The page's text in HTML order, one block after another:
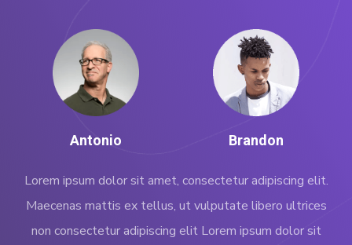
Antonio Brandon
Lorem ipsum dolor sit amet, consectetur adipiscing elit.
Maecenas mattis ex tellus, ut vulputate libero ultrices
non consectetur adipiscing elit Lorem ipsum dolor sit